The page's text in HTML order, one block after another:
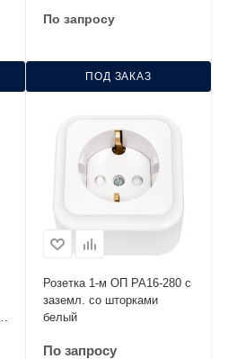
По запросу
ПОД ЗАКАЗ
Розетка 1-м ОП РА16-280 с
заземл. со шторками
белый
По запросу